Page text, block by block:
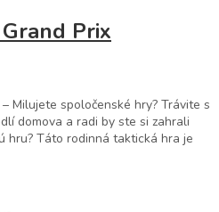
Prix
– Milujete spoločenské hry? Trávite s
domova a radi by ste si zahrali
hru? Táto rodinná taktická hra je